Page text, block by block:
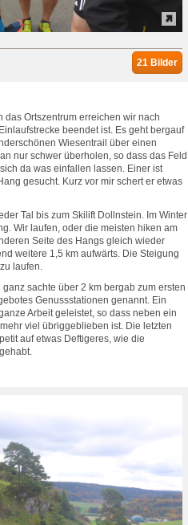
21 Bilder
das Ortszentrum erreichen wir nach
beendet ist. Es geht bergauf
Wiesentrail über einen
nur schwer überholen, so dass das Feld
da was einfallen lassen. Einer ist
gesucht. Kurz vor mir schert er etwas
Tal bis zum Skilift Dollnstein. Im Winter
Wir laufen, oder die meisten hiken am
Seite des Hangs gleich wieder
weitere 1,5 km aufwärts. Die Steigung
laufen.
sachte über 2 km bergab zum ersten
Genussstationen genannt. Ein
Arbeit geleistet, so dass neben ein
viel übriggeblieben ist. Die letzten
auf etwas Deftigeres, wie die